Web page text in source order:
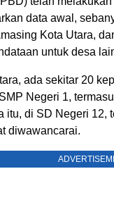
data awal,
Kota Utara,
untuk desa
ada sekitar 20
Negeri 1,
itu, di SD Negeri 12,
diwawancarai.